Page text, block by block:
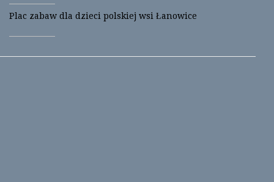
w
i
n
o
w
i
)
Plac zabaw dla dzieci polskiej wsi Łanowice